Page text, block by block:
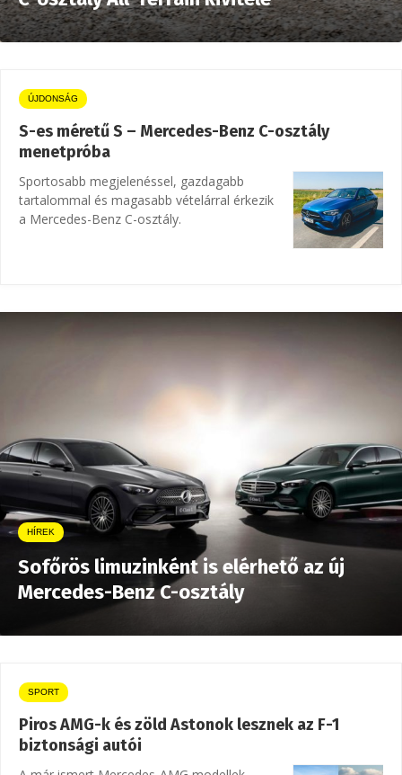
ÚJDONSÁG
S-es méretű S – Mercedes-Benz C-osztály
menetpróba
Sportosabb megjelenéssel, gazdagabb
tartalommal és magasabb vételárral érkezik
a Mercedes-Benz C-osztály.
HÍREK
Sofőrös limuzinként is elérhető az új
Mercedes-Benz C-osztály
SPORT
Piros AMG-k és zöld Astonok lesznek az F-1
biztonsági autói